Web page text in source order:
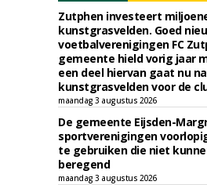
Zutphen investeert
kunstgrasvelden. Goed
voetbalverenigingen FC
gemeente hield vorig jaar
een deel hiervan gaat nu
kunstgrasvelden voor de
maandag 3 augustus 2026
De gemeente Eijsden-
sportverenigingen
te gebruiken die niet
beregend
maandag 3 augustus 2026